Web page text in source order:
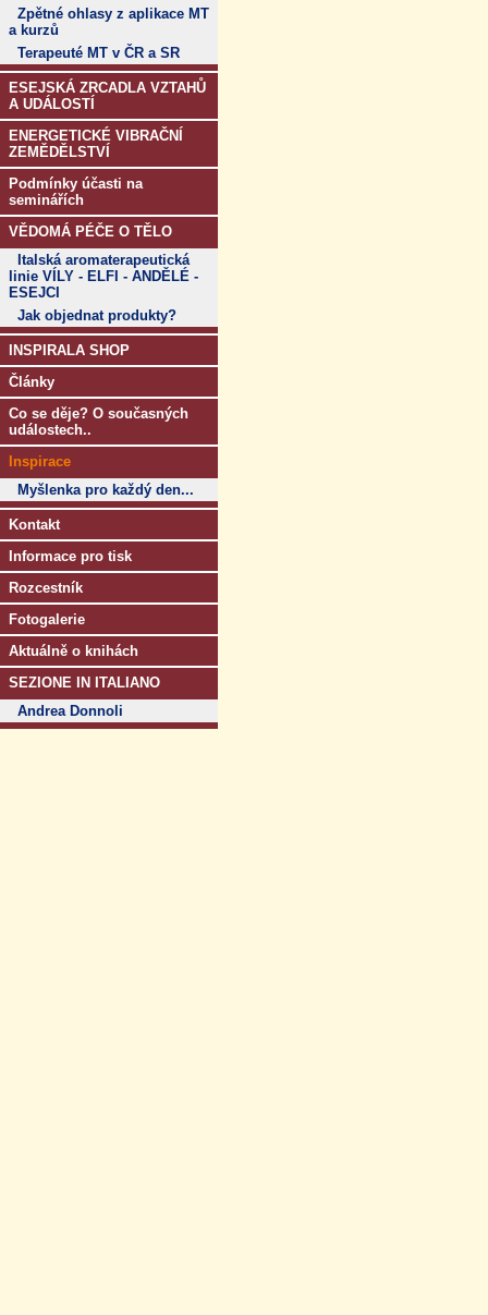
Zpětné ohlasy z aplikace MT
a kurzů
Terapeuté MT v ČR a SR
ESEJSKÁ ZRCADLA VZTAHŮ
A UDÁLOSTÍ
ENERGETICKÉ VIBRAČNÍ
ZEMĚDĚLSTVÍ
Podmínky účasti na
seminářích
VĚDOMÁ PÉČE O TĚLO
Italská aromaterapeutická
linie VÍLY - ELFI - ANDĚLÉ -
ESEJCI
Jak objednat produkty?
INSPIRALA SHOP
Články
Co se děje? O současných
událostech..
Inspirace
Myšlenka pro každý den...
Kontakt
Informace pro tisk
Rozcestník
Fotogalerie
Aktuálně o knihách
SEZIONE IN ITALIANO
Andrea Donnoli